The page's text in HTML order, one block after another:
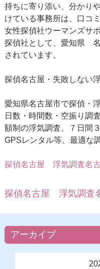
持ちに寄り添い、分かり
けている事務所は、口コ
女性探偵社ウーマンズサ
探偵社として、愛知県
されています。
探偵名古屋・失敗しない
愛知県名古屋市で探偵・
日数・時間数・空振り調
額制の浮気調査、７日間
GPSレンタル等、最適な
探偵名古屋 浮気調査名
探偵名古屋 浮気調査
アーカイブ